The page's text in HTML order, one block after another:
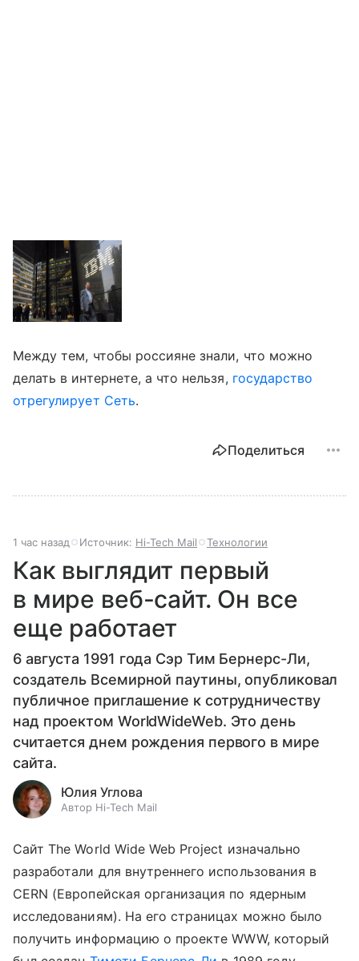
Между тем, чтобы россияне знали, что можно
делать в интернете, а что нельзя, государство
отрегулирует Сеть.
Поделиться
1 час назад Источник: Hi-Tech Mail Технологии
Как выглядит первый
в мире веб-сайт. Он все
еще работает
6 августа 1991 года Сэр Тим Бернерс-Ли,
создатель Всемирной паутины, опубликовал
публичное приглашение к сотрудничеству
над проектом WorldWideWeb. Это день
считается днем рождения первого в мире
сайта.
Юлия Углова
Автор Hi-Tech Mail
Сайт The World Wide Web Project изначально
разработали для внутреннего использования в
CERN (Европейская организация по ядерным
исследованиям). На его страницах можно было
получить информацию о проекте WWW, который